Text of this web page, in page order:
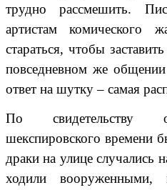
трудно рассмешить.
артистам комического
стараться, чтобы
повседневном же
ответ на шутку – самая
По свидетельству
шекспировского времени
драки на улице
ходили